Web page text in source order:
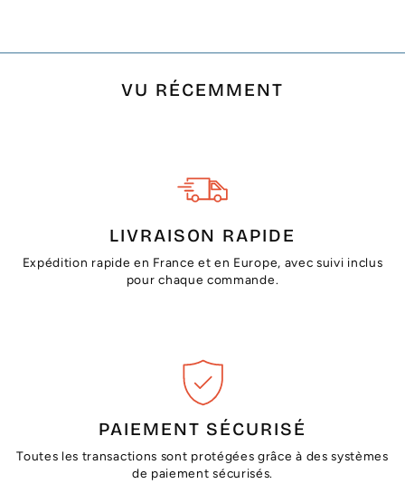
VU RÉCEMMENT
LIVRAISON RAPIDE
Expédition rapide en France et en Europe, avec suivi inclus
pour chaque commande.
PAIEMENT SÉCURISÉ
Toutes les transactions sont protégées grâce à des systèmes
de paiement sécurisés.